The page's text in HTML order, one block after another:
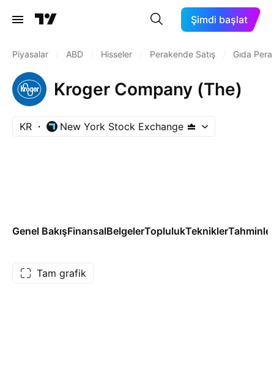
Şimdi başlat
Piyasalar ABD Hisseler Perakende Satış Gıda
Kroger Company (The)
KR New York Stock Exchange
Genel BakışFinansalBelgelerToplulukTekniklerTahminler
Tam grafik